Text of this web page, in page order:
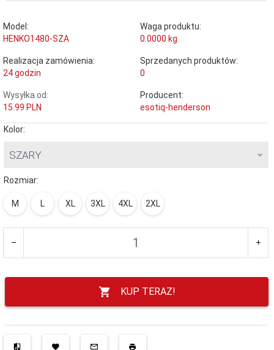
Model:
HENKO1480-SZA
Waga produktu:
0.0000 kg
Realizacja zamówienia:
24 godzin
Sprzedanych produktów:
0
Wysyłka od:
15.99 PLN
Producent:
esotiq-henderson
Kolor:
SZARY
Rozmiar:
M L XL 3XL 4XL 2XL
KUP TERAZ!